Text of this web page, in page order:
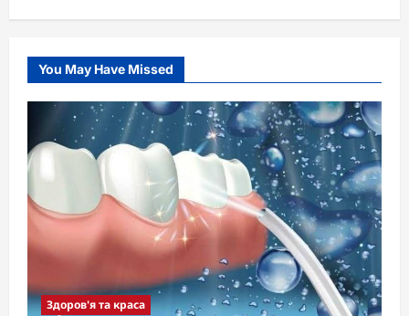
You May Have Missed
Здоров'я та краса